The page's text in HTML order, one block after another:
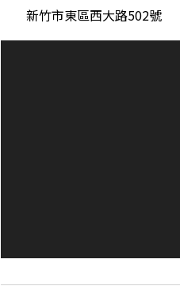
新竹市東區西大路502號